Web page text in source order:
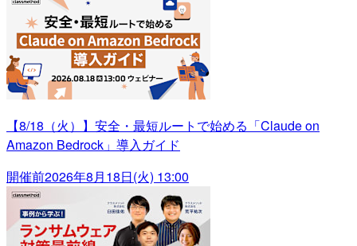
【8/18（火）】安全・最短ルートで始める「Claude on
Amazon Bedrock」導入ガイド
開催前2026年8月18日(火) 13:00